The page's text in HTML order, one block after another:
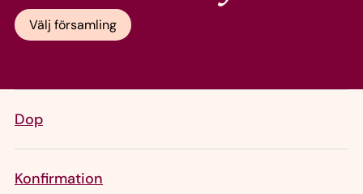
Välj församling
Dop
Konfirmation